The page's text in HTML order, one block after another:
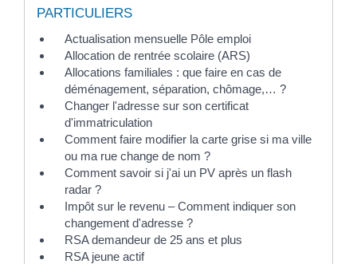
PARTICULIERS
Actualisation mensuelle Pôle emploi
Allocation de rentrée scolaire (ARS)
Allocations familiales : que faire en cas de
déménagement, séparation, chômage,… ?
Changer l'adresse sur son certificat
d'immatriculation
Comment faire modifier la carte grise si ma ville
ou ma rue change de nom ?
Comment savoir si j'ai un PV après un flash
radar ?
Impôt sur le revenu – Comment indiquer son
changement d'adresse ?
RSA demandeur de 25 ans et plus
RSA jeune actif